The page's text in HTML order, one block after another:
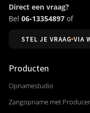
Direct een vraag?
Bel 06-13354897 of
STEL JE VRAAG VIA
Producten
Opnamestudio
Zangopname met Producer